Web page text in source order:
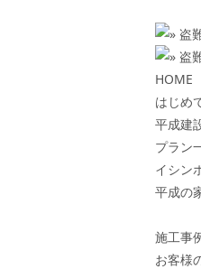
HOME
はじめ
平成建
プラン
イシン
平成の
施工事
お客様